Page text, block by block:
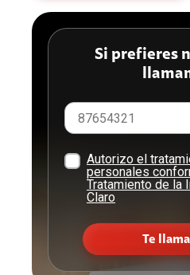
Si prefieres
Autorizo el
personales
Tratamiento de la
Claro
Te